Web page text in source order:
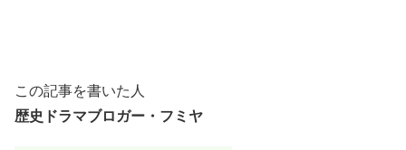
この記事を書いた人
歴史ドラマブロガー・フミヤ